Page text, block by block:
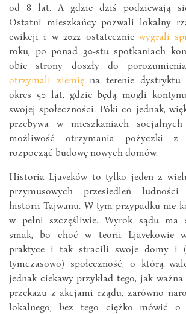
od 8 lat. A gdzie dziś podziewają się
Ostatni mieszkańcy pozwali lokalny
ewikcji i w 2022 ostatecznie wygrali
roku, po ponad 30-stu spotkaniach
obie strony doszły do
otrzymali ziemięna terenie dystryktu
okres 50 lat, gdzie będą mogli
swojej społeczności. Póki co jednak,
przebywa w mieszkaniach
możliwość otrzymania pożyczki z
rozpocząć budowę nowych domów.
Historia Ljaveków to tylko jeden z
przymusowych przesiedleń
historii Tajwanu. W tym przypadku nie
w pełni szczęśliwie. Wyrok sądu ma
smak, bo choć w teorii Ljavekowie
praktyce i tak stracili swoje domy i
tymczasowo) społeczność, o którą
jednak ciekawy przykład tego, jak
przekazu z akcjami rządu, zarówno
lokalnego; bez tego ciężko mówić o